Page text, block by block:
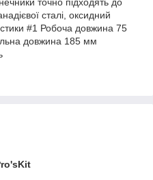
сталі, оксидний
#1 Робоча довжина 75
довжина 185 мм